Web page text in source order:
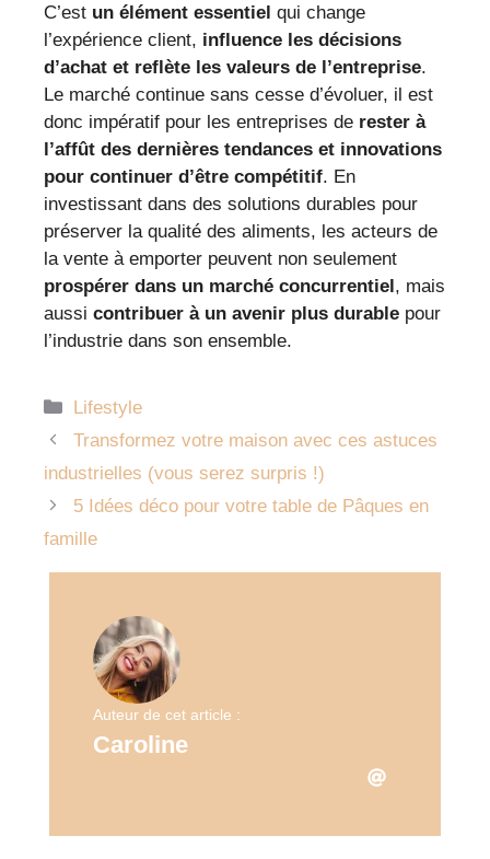
C’est un élément essentiel qui change
l’expérience client, influence les décisions
d’achat et reflète les valeurs de l’entreprise.
Le marché continue sans cesse d’évoluer, il est
donc impératif pour les entreprises de rester à
l’affût des dernières tendances et innovations
pour continuer d’être compétitif. En
investissant dans des solutions durables pour
préserver la qualité des aliments, les acteurs de
la vente à emporter peuvent non seulement
prospérer dans un marché concurrentiel, mais
aussi contribuer à un avenir plus durable pour
l’industrie dans son ensemble.
Catégories
Lifestyle
Transformez votre maison avec ces astuces
industrielles (vous serez surpris !)
5 Idées déco pour votre table de Pâques en
famille
Auteur de cet article :
Caroline